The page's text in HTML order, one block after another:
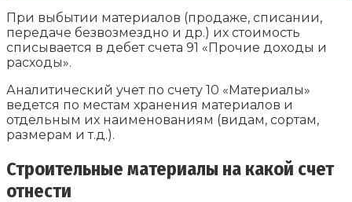
При выбытии материалов (продаже, списании,
передаче безвозмездно и др.) их стоимость
списывается в дебет счета 91 «Прочие доходы и
расходы».
Аналитический учет по счету 10 «Материалы»
ведется по местам хранения материалов и
отдельным их наименованиям (видам, сортам,
размерам и т.д.).
Строительные материалы на какой счет
отнести